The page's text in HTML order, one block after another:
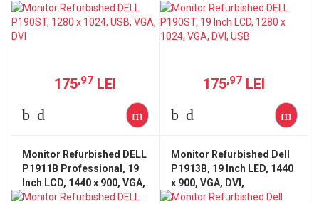
175,97 LEI 175,97 LEI
Monitor Refurbished DELL
P1911B Professional, 19
Inch LCD, 1440 x 900, VGA,
DVI, USB, 16.7 milioane de
Monitor Refurbished Dell
P1913B, 19 Inch LED, 1440
x 900, VGA, DVI,
DisplayPort